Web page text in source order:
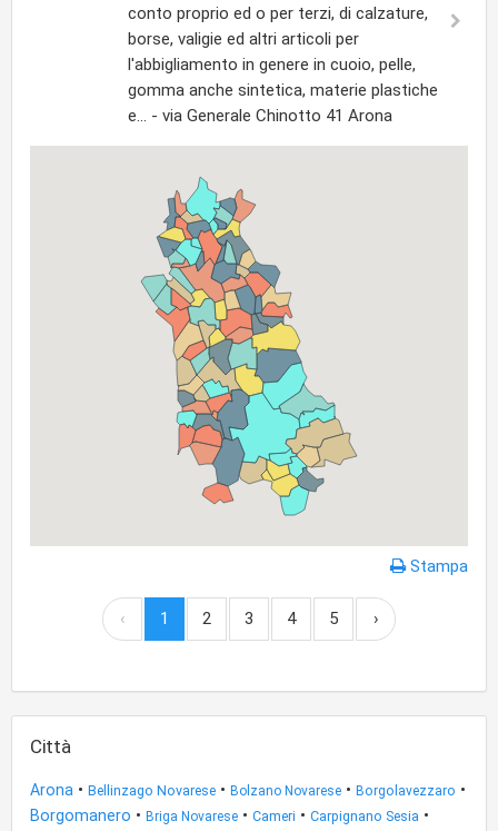
conto proprio ed o per terzi, di calzature,
borse, valigie ed altri articoli per
l'abbigliamento in genere in cuoio, pelle,
gomma anche sintetica, materie plastiche
e... - via Generale Chinotto 41 Arona
Stampa
‹ 1 2 3 4 5 ›
Città
Arona • Bellinzago Novarese • Bolzano Novarese • Borgolavezzaro •
Borgomanero • Briga Novarese • Cameri • Carpignano Sesia •